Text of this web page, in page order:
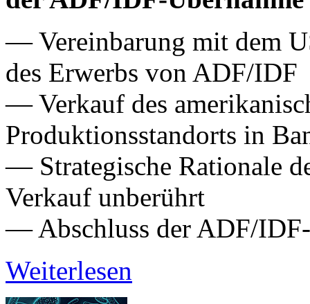
— Vereinbarung mit dem
des Erwerbs von ADF/IDF
— Verkauf des
Produktionsstandorts in
— Strategische Rationale
Verkauf unberührt
— Abschluss der ADF/
Weiterlesen